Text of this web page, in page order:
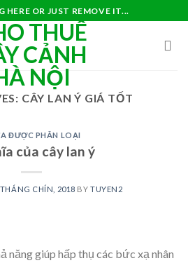
HERE OR JUST REMOVE IT...
THUÊ
CẢNH
NỘI
CÂY LAN Ý GIÁ TỐT
ĐƯỢC PHÂN LOẠI
của cây lan ý
CHÍN, 2018 BYTUYEN2
năng giúp hấp thụ các bức xạ nhân